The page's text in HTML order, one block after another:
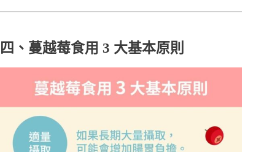
四、蔓越莓食用 3 大基本原則